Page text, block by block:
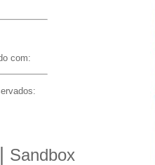
com:
Sandbox